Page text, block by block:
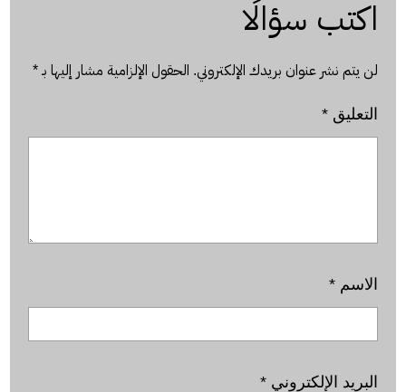
اكتب سؤالًا
لن يتم نشر عنوان بريدك الإلكتروني. الحقول الإلزامية مشار إليها بـ*
التعليق*
الاسم*
البريد الإلكتروني*